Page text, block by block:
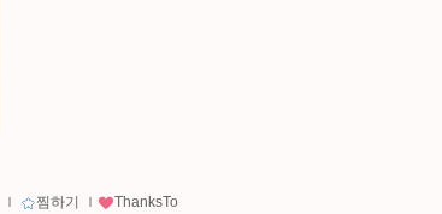
ｌ 찜하기 ｌ ThanksTo